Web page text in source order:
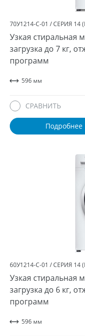
70У1214-С-01 / СЕРИЯ 14
Узкая стиральная
загрузка до 7 кг,
программ
596 мм
Подробнее
СРАВНИТЬ
60У1214-С-01 / СЕРИЯ 14
Узкая стиральная
загрузка до 6 кг,
программ
596 мм